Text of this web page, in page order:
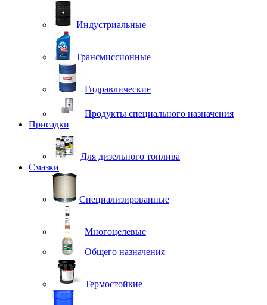
Индустриальные
Трансмиссионные
Гидравлические
Продукты специального назначения
Присадки
Для дизельного топлива
Смазки
Специализированные
Многоцелевые
Общего назначения
Термостойкие